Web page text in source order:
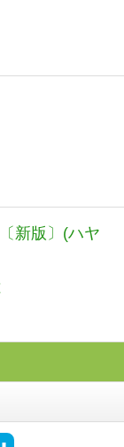
新版〕(ハヤ